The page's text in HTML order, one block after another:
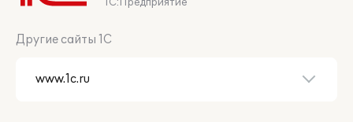
Другие сайты 1С